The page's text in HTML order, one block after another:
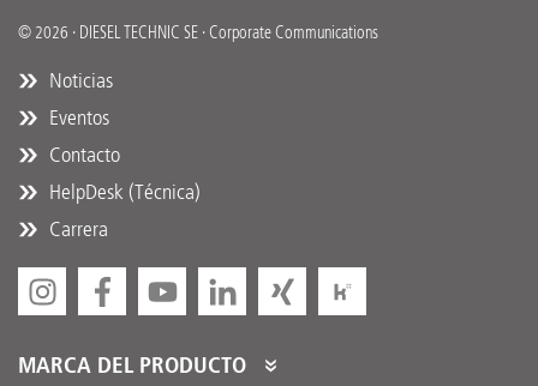
© 2026 · DIESEL TECHNIC SE · Corporate Communications
Noticias
Eventos
Contacto
HelpDesk (Técnica)
Carrera
MARCA DEL PRODUCTO